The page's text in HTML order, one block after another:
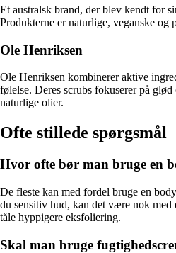
Et australsk brand, der blev kendt for
Produkterne er naturlige, veganske og
Ole Henriksen
Ole Henriksen kombinerer aktive
følelse. Deres scrubs fokuserer på
naturlige olier.
Ofte stillede spørgsmål
Hvor ofte bør man bruge en
De fleste kan med fordel bruge en
du sensitiv hud, kan det være nok med
tåle hyppigere eksfoliering.
Skal man bruge